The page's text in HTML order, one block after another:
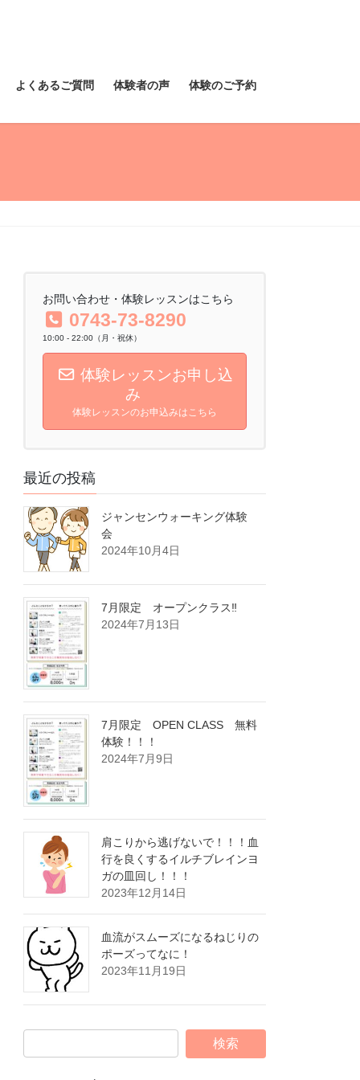
よくあるご質問 体験者の声 体験のご予約
お問い合わせ・体験レッスンはこちら
0743-73-8290
10:00 - 22:00（月・祝休）
体験レッスンお申し込
み
体験レッスンのお申込みはこちら
最近の投稿
ジャンセンウォーキング体験
会
2024年10月4日
7月限定 オープンクラス‼
2024年7月13日
7月限定 OPEN CLASS 無料
体験！！！
2024年7月9日
肩こりから逃げないで！！！血
行を良くするイルチブレインヨ
ガの皿回し！！！
2023年12月14日
血流がスムーズになるねじりの
ポーズってなに！
2023年11月19日